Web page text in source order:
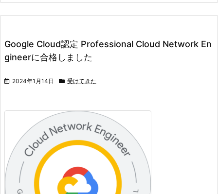
Google Cloud認定 Professional Cloud Network En
gineerに合格しました
2024年1月14日 受けてきた